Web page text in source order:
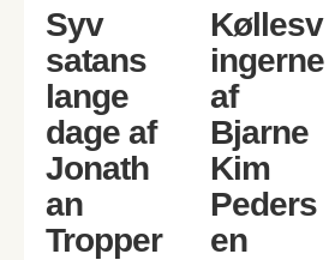
Syv
satans
lange
dage af
Jonath
an
Tropper
Køllesv
ingerne
af
Bjarne
Kim
Peders
en